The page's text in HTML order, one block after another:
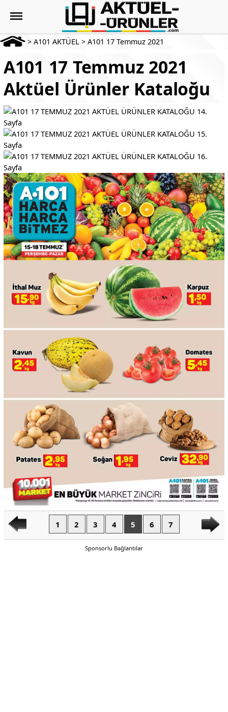
> A101 AKTÜEL > A101 17 Temmuz 2021
A101 17 Temmuz 2021
Aktüel Ürünler Kataloğu
1 2 3 4 5 6 7
Sponsorlu Bağlantılar